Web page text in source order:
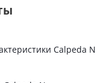
Calpeda N